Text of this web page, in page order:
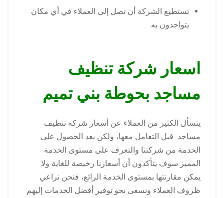
تستطيع الشركة أن تصل إلى العملاء في أي مكان
يتواجدون به.
اسعار شركة تنظيف
مساجد بحوطة بني تميم
يتسأل الكثير من العملاء عن أسعار شركة تنظيف
مساجد قبل التعامل معها، ولكن بعد الحصول على
الخدمة من شركتنا والتعرف على مستوى الخدمة
المميز سوف يتأكدون أن أسعارنا رخيصة للغاية ولا
يمكن مقارنتها بمستوى الخدمة الرائع، فنحن نراعي
ظروف العملاء ونسعى نحو توفير أفضل الخدمات إليهم